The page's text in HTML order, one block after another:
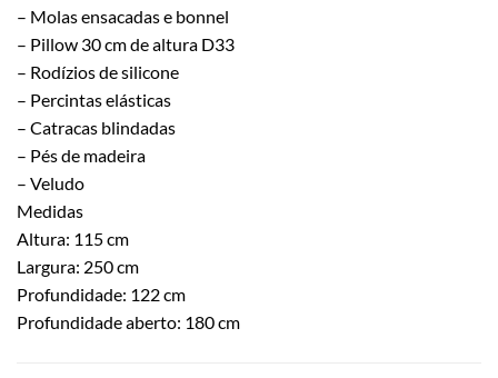
– Molas ensacadas e bonnel
– Pillow 30 cm de altura D33
– Rodízios de silicone
– Percintas elásticas
– Catracas blindadas
– Pés de madeira
– Veludo
Medidas
Altura: 115 cm
Largura: 250 cm
Profundidade: 122 cm
Profundidade aberto: 180 cm